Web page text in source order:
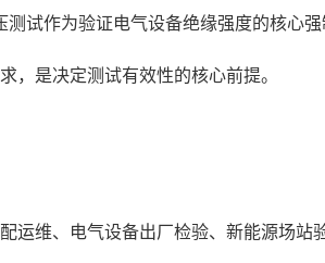
试作为验证电气设备绝缘强度的核心
，是决定测试有效性的核心前提。
维、电气设备出厂检验、新能源场站